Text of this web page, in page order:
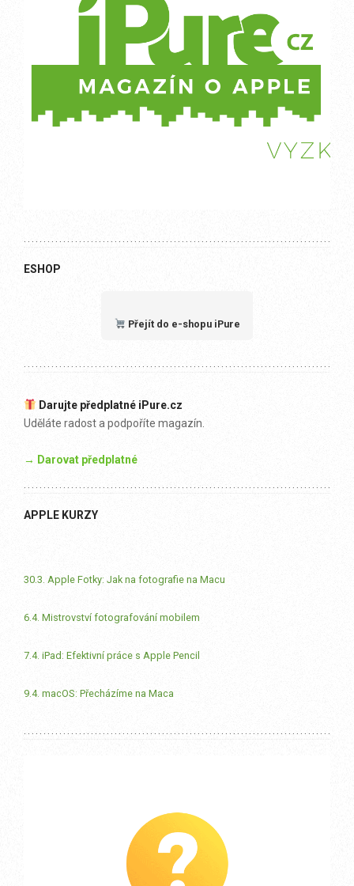
ESHOP
Přejít do e-shopu iPure
Darujte předplatné iPure.cz
Uděláte radost a podpoříte magazín.
→ Darovat předplatné
APPLE KURZY
30.3. Apple Fotky: Jak na fotografie na Macu
6.4. Mistrovství fotografování mobilem
7.4. iPad: Efektivní práce s Apple Pencil
9.4. macOS: Přecházíme na Maca